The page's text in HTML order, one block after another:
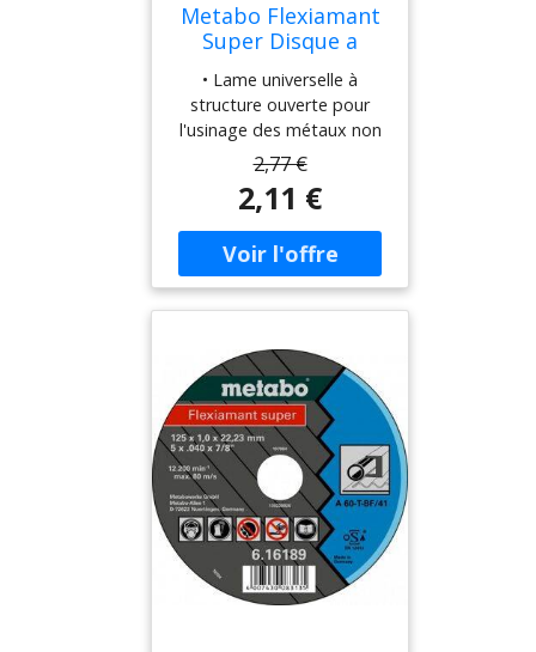
Metabo Flexiamant
Super Disque a
tronçonner 125 x 2,5
x 22,23 aluminium,
TF 41 616752000
• Lame universelle à
structure ouverte pour
l'usinage des métaux non
ferreux tels que
l'aluminium, le cuivre, le
laiton, le bronze, etc. •
Dureté: mous •
Performances de coupe
élevées et longue durée
de vie. • Vitesse de travail
Paramètres techniques •
Classe de qualité : A30-O •
Diamètre x épaisseur x
ouverture : 125 x 2,5 x
22,23 mm • Conception :
droite • Vitesse maximale :
12 200 tr/min>
2,77 €
2,11 €